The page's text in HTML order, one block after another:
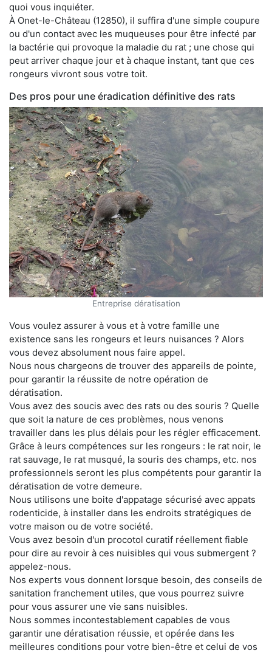
quoi vous inquiéter.
À Onet-le-Château (12850), il suffira d'une simple coupure
ou d'un contact avec les muqueuses pour être infecté par
la bactérie qui provoque la maladie du rat ; une chose qui
peut arriver chaque jour et à chaque instant, tant que ces
rongeurs vivront sous votre toit.
Des pros pour une éradication définitive des rats
Entreprise dératisation
Vous voulez assurer à vous et à votre famille une
existence sans les rongeurs et leurs nuisances ? Alors
vous devez absolument nous faire appel.
Nous nous chargeons de trouver des appareils de pointe,
pour garantir la réussite de notre opération de
dératisation.
Vous avez des soucis avec des rats ou des souris ? Quelle
que soit la nature de ces problèmes, nous venons
travailler dans les plus délais pour les régler efficacement.
Grâce à leurs compétences sur les rongeurs : le rat noir, le
rat sauvage, le rat musqué, la souris des champs, etc. nos
professionnels seront les plus compétents pour garantir la
dératisation de votre demeure.
Nous utilisons une boite d'appatage sécurisé avec appats
rodenticide, à installer dans les endroits stratégiques de
votre maison ou de votre société.
Vous avez besoin d'un procotol curatif réellement fiable
pour dire au revoir à ces nuisibles qui vous submergent ?
appelez-nous.
Nos experts vous donnent lorsque besoin, des conseils de
sanitation franchement utiles, que vous pourrez suivre
pour vous assurer une vie sans nuisibles.
Nous sommes incontestablement capables de vous
garantir une dératisation réussie, et opérée dans les
meilleures conditions pour votre bien-être et celui de vos